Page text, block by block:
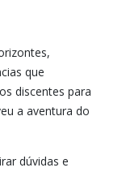
que
discentes para
a aventura do
dúvidas e